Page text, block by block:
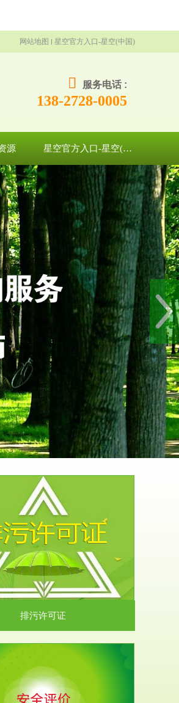
网站地图 星空官方入口-星空(中国)
服务电话 :
138-2728-0005
源 星空官方入口-星空(中国)
排污许可证